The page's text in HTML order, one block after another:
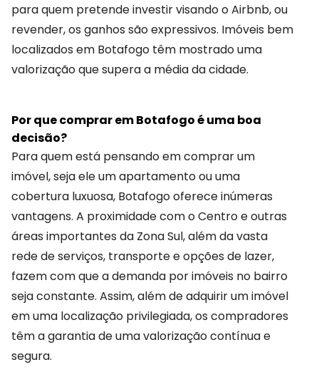
para quem pretende investir visando o Airbnb, ou
revender, os ganhos são expressivos. Imóveis bem
localizados em Botafogo têm mostrado uma
valorização que supera a média da cidade.
Por que comprar em Botafogo é uma boa
decisão?
Para quem está pensando em comprar um
imóvel, seja ele um apartamento ou uma
cobertura luxuosa, Botafogo oferece inúmeras
vantagens. A proximidade com o Centro e outras
áreas importantes da Zona Sul, além da vasta
rede de serviços, transporte e opções de lazer,
fazem com que a demanda por imóveis no bairro
seja constante. Assim, além de adquirir um imóvel
em uma localização privilegiada, os compradores
têm a garantia de uma valorização contínua e
segura.